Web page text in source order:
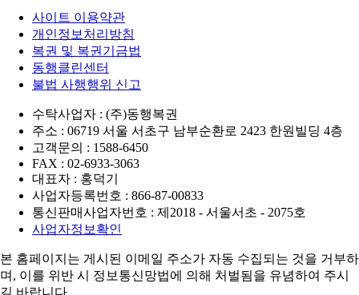
사이트 이용약관
개인정보처리방침
복권 및 복권기금법
동행클린센터
불법 사행행위 신고
수탁사업자 : (주)동행복권
주소 : 06719 서울 서초구 남부순환로 2423 한원빌딩 4층
고객문의 : 1588-6450
FAX : 02-6933-3063
대표자 : 홍덕기
사업자등록번호 : 866-87-00833
통신판매사업자번호 : 제2018 - 서울서초 - 2075호
사업자정보확인
본 홈페이지는 게시된 이메일 주소가 자동 수집되는 것을 거부하
며, 이를 위반 시 정보통신망법에 의해 처벌됨을 유념하여 주시